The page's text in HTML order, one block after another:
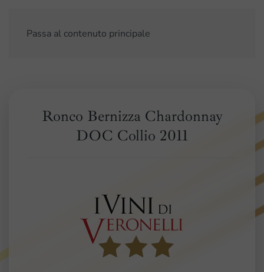
Passa al contenuto principale
Ronco Bernizza Chardonnay
DOC Collio 2011